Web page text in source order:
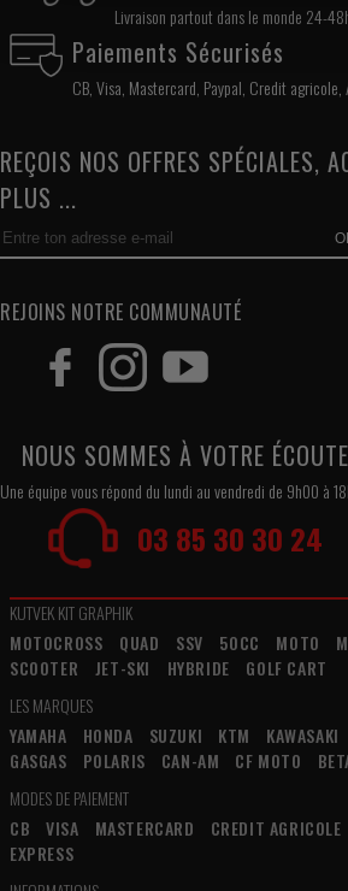
Livraison partout dans le monde 24-
Paiements Sécurisés
CB, Visa, Mastercard, Paypal, Credit agricole,
REÇOIS NOS OFFRES SPÉCIALES,
PLUS ...
REJOINS NOTRE COMMUNAUTÉ
NOUS SOMMES À VOTRE ÉCOUTE
Une équipe vous répond du lundi au vendredi de 9h00 à
03 85 30 30 24
KUTVEK KIT GRAPHIK
MOTOCROSS
QUAD SSV 50CC MOTO
SCOOTER
JET-SKI HYBRIDE
GOLF CART
LES MARQUES
YAMAHA
HONDA SUZUKI KTM KAWASAKI
GASGAS
POLARIS CAN-AM CF MOTO
MODES DE PAIEMENT
CB
VISA MASTERCARD CREDIT AGRICOLE
EXPRESS